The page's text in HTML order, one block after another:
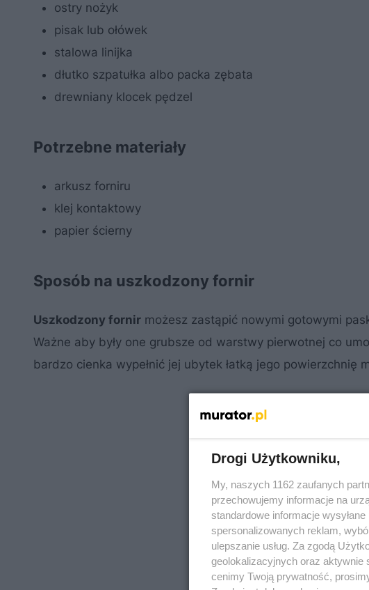
ostry nożyk
pisak lub ołówek
stalowa linijka
dłutko szpatułka albo packa zębata
drewniany klocek pędzel
Potrzebne materiały
arkusz forniru
klej kontaktowy
papier ścierny
Sposób na uszkodzony fornir
Uszkodzony fornir możesz zastąpić nowymi gotowymi
Ważne aby były one grubsze od warstwy pierwotnej co
bardzo cienka wypełnić jej ubytek łatką jego powierzchnię
Drogi Użytkowniku,
My, naszych 1162 zaufanych
przechowujemy informacje na
standardowe informacje
spersonalizowanych reklam,
ulepszanie usług. Za zgodą
geolokalizacyjnych oraz aktywnie
cenimy Twoją prywatność,